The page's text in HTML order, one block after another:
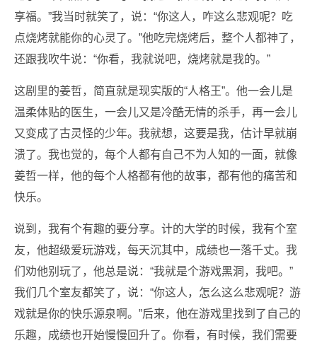
享福。”我当时就笑了，说：“你这人，咋这么悲观呢？吃
点烧烤就能你的心灵了。”他吃完烧烤后，整个人都神了，
还跟我吹牛说：“你看，我就说吧，烧烤就是我的。”
这剧里的姜哲，简直就是现实版的“人格王”。他一会儿是
温柔体贴的医生，一会儿又是冷酷无情的杀手，再一会儿
又变成了古灵怪的少年。我就想，这要是我，估计早就崩
溃了。我也觉的，每个人都有自己不为人知的一面，就像
姜哲一样，他的每个人格都有他的故事，都有他的痛苦和
快乐。
说到，我有个有趣的要分享。计的大学的时候，我有个室
友，他超级爱玩游戏，每天沉其中，成绩也一落千丈。我
们劝他别玩了，他总是说：“我就是个游戏黑洞，我吧。”
我们几个室友都笑了，说：“你这人，怎么这么悲观呢？游
戏就是你的快乐源泉啊。”后来，他在游戏里找到了自己的
乐趣，成绩也开始慢慢回升了。你看，有时候，我们需要